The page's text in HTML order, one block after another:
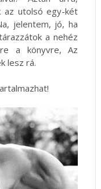
az utolsó egy-két
jelentem, jó, ha
a nehéz
a könyvre, Az
lesz rá.